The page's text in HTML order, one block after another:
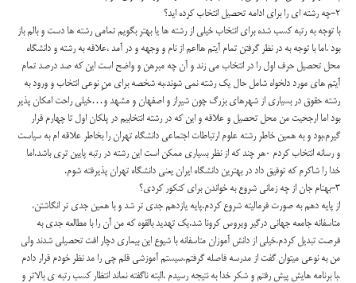
۲-چه رشته ای را برای ادامه تحصیل انتخاب کرده اید؟
با توجه به رتبه کسب شده برای انتخاب خیلی از رشته ها یا بهتر بگویم تمامی رشته ها دست و بالم باز
بود .اما با توجه به در نظر گرفتن تمام آیتم هااعم از نام و وجهه و در آمد ،علاقه به رشته و دانشگاه
محل تحصیل حرف اول را در انتخاب می زند و آن چه مبرهن و واضح است این که صد درصد تمام
آیتم های مورد دلخواه شامل حال یک رشته نمی شوند.به شخصه برای منِ نوعی انتخاب و ورود به
رشته حقوق در بسیاری از شهرهای بزرگ چون شیراز و اصفهان و مشهد و…خیلی راحت امکان پذیر
بود اما ارجحیت من محل تحصیل و علاقه و این که در رشته انتخابیم در پلکان اول تا چهارم قرار
گیرم،بود و به همین خاطر رشته علوم ارتباطات اجتماعی دانشگاه تهران را بخاطر علاقه ام به سیاست
و رسانه انتخاب کردم ۰هر چند که از نظر بسیاری ممکن است این رشته در رتبه پایین تری باشد.اما
خدا را شاکرم که توفیق داد در بهترین دانشگاه ایران یعنی دانشگاه تهران پذیرفته شوم.
۳-بهنام جان از چه زمانی شروع به خواندن برای کنکور کردی؟
از پایه دهم به صورت فرمالیته شروع کردم.پایه یازدهم جدی تر شد و با همین جدی تر انگاشتن،
متاسفانه جامعه جهانی درگیر ویروس کرونا شد.یک تهدید بالقوه که من آن را با مطالعه جدی به
فرصت تبدیل کردم.خیلی از دانش آموزان متاسفانه با شیوع این بیماری دچار افت تحصیلی شدند ولی
من به نوعی میتوان گفت از مدرسه فاصله گرفتم.سیستم آموزشی قلم چی را مد نظر خودم قرار دادم
.با برنامه هایش پیش رفتم و شکر خدا به نتیجه رسیدم .البته ناگفته نماند انتظار کسب رتبه ی بالاتر و